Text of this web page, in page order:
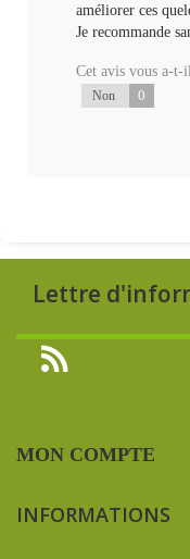
améliorer ces
Je recommande
Cet avis vous a-t-
Non 0
Lettre
MON COMPTE
INFORMATIONS